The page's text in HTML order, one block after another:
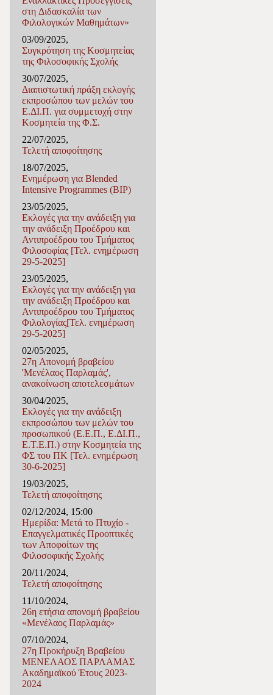
στη Διδασκαλία των
Φιλολογικών Μαθημάτων»
03/09/2025,
Συγκρότηση της Κοσμητείας
της Φιλοσοφικής Σχολής
30/07/2025,
Διαπιστωτική πράξη εκλογής
εκπροσώπου των μελών του
Ε.ΔΙ.Π. για συμμετοχή στην
Κοσμητεία της Φ.Σ.
22/07/2025,
Τελετή αποφοίτησης
18/07/2025,
Ενημέρωση για Blended
Intensive Programmes (BIP)
23/05/2025,
Εκλογές για την ανάδειξη για
την ανάδειξη Προέδρου και
Αντιπροέδρου του Τμήματος
Φιλοσοφίας [Τελ. ενημέρωση
29-5-2025]
23/05/2025,
Εκλογές για την ανάδειξη για
την ανάδειξη Προέδρου και
Αντιπροέδρου του Τμήματος
Φιλολογίας[Τελ. ενημέρωση
29-5-2025]
02/05/2025,
27η Απονομή βραβείου
'Μενέλαος Παρλαμάς',
ανακοίνωση αποτελεσμάτων
30/04/2025,
Εκλογές για την ανάδειξη
εκπροσώπου των μελών του
προσωπικού (Ε.Ε.Π., Ε.ΔΙ.Π.,
Ε.Τ.Ε.Π.) στην Κοσμητεία της
ΦΣ του ΠΚ [Τελ. ενημέρωση
30-6-2025]
19/03/2025,
Τελετή αποφοίτησης
02/12/2024, 15:00
Ημερίδα: Μετά το Πτυχίο -
Επαγγελματικές Προοπτικές
των Αποφοίτων της
Φιλοσοφικής Σχολής
20/11/2024,
Τελετή αποφοίτησης
11/10/2024,
26η ετήσια απονομή βραβείου
«Μενέλαος Παρλαμάς»
07/10/2024,
27η Προκήρυξη Βραβείου
ΜΕΝΕΛΑΟΣ ΠΑΡΛΑΜΑΣ
Ακαδημαϊκού Έτους 2023-
2024